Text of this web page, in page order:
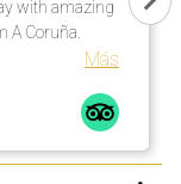
with amazing
A Coruña.
Más